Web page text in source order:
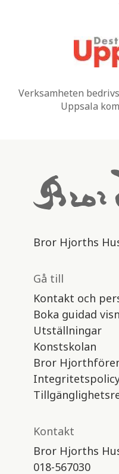
Verksamheten
Uppsala
Bror Hjorths
Gå till
Kontakt och
Boka guidad
Utställningar
Konstskolan
Bror
Kontakt
Bror Hjorths
018-567030